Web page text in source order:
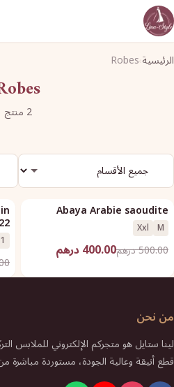
الرئيسية Robes
2 منتج
تخفيض
Abaya Arabie saoudite
M
Xxl
500.00 درهم 400.00 درهم
‹›
1
من نحن
لينا ستايل هو متجركم الإلكتروني للملابس
قطع أنيقة وعالية الجودة، مستوردة مباشرة